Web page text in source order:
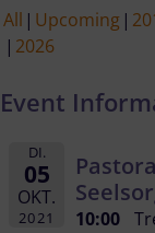
All Upcoming
2026
Event
DI.
05
OKT.
2021 10:00